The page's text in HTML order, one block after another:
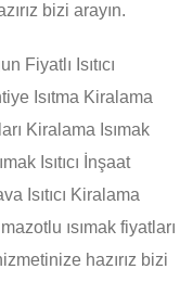
bizi arayın.
Fiyatlı Isıtıcı
Isıtma Kiralama
Kiralama Isımak
Isıtıcı İnşaat
Isıtıcı Kiralama
ısımak fiyatları
hazırız bizi